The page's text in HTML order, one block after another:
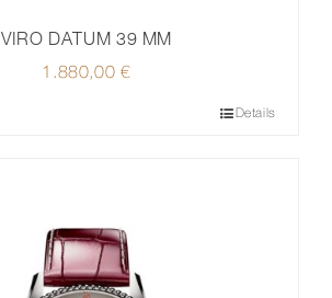
VIRO DATUM 39 MM
1.880,00€
Details